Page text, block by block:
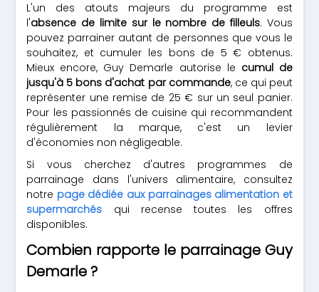
L'un des atouts majeurs du programme est
l'absence de limite sur le nombre de filleuls. Vous
pouvez parrainer autant de personnes que vous le
souhaitez, et cumuler les bons de 5 € obtenus.
Mieux encore, Guy Demarle autorise le cumul de
jusqu'à 5 bons d'achat par commande, ce qui peut
représenter une remise de 25 € sur un seul panier.
Pour les passionnés de cuisine qui recommandent
régulièrement la marque, c'est un levier
d'économies non négligeable.
Si vous cherchez d'autres programmes de
parrainage dans l'univers alimentaire, consultez
notre page dédiée aux parrainages alimentation et
supermarchés qui recense toutes les offres
disponibles.
Combien rapporte le parrainage Guy
Demarle ?